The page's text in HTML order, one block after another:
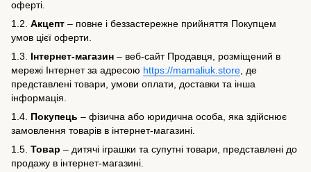
оферті.
1.2. Акцепт – повне і беззастережне прийняття Покупцем
умов цієї оферти.
1.3. Інтернет-магазин – веб-сайт Продавця, розміщений в
мережі Інтернет за адресою https://mamaliuk.store , де
представлені товари, умови оплати, доставки та інша
інформація.
1.4. Покупець – фізична або юридична особа, яка здійснює
замовлення товарів в інтернет-магазині.
1.5. Товар – дитячі іграшки та супутні товари, представлені до
продажу в інтернет-магазині.